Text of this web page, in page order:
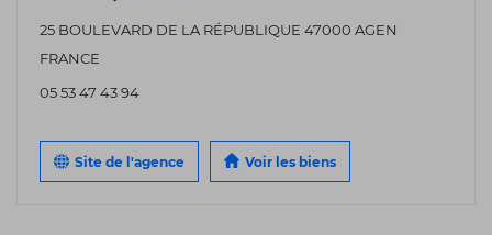
25 BOULEVARD DE LA RÉPUBLIQUE 47000 AGEN
FRANCE
05 53 47 43 94
Site de l'agence Voir les biens